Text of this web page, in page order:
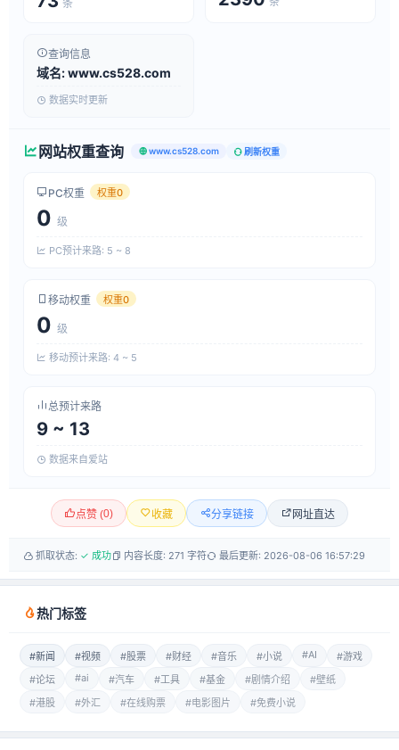
条
查询信息
域名: www.cs528.com
数据实时更新
网站权重查询 www.cs528.com 刷新权重
PC权重 权重0
0 级
PC预计来路: 5 ~ 8
移动权重 权重0
0 级
移动预计来路: 4 ~ 5
总预计来路
9 ~ 13
数据来自爱站
点赞 (0) 收藏 分享链接 网址直达
抓取状态: ✓ 成功 内容长度: 271 字符 最后更新: 2026-08-06 16:57:29
热门标签
#新闻 #视频 #股票 #财经 #音乐 #小说 #AI
#游戏
#论坛
#ai #汽车 #工具 #基金 #剧情介绍
#壁纸
#港股
#外汇 #在线购票 #电影图片 #免费小说